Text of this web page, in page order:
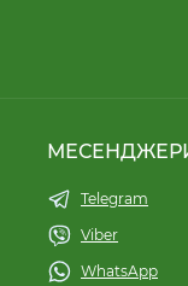
Telegram
Viber
WhatsApp